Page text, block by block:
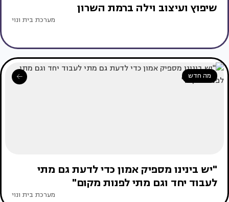
שיפוץ ועיצוב וילה ברמת השרון
מערכת בית ונוי
מה חדש
"יש בינינו מספיק אמון כדי לדעת גם מתי
לעבוד יחד וגם מתי לפנות מקום"
מערכת בית ונוי